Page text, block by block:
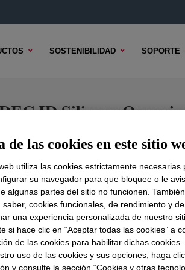
SOSTENIBILIDAD SOPORTE
ID Silicone Organic
TÉCNICO OPCIONES DE MUESTRA
de las cookies en este sitio
utiliza las cookies estrictamente necesarias
su navegador para que bloquee o le
algunas partes del sitio no funcionen.
saber, cookies funcionales, de rendimiento y
una experiencia personalizada de nuestro
si hace clic en “Aceptar todas las cookies” a
de las cookies para habilitar dichas
uso de las cookies y sus opciones, haga
y consulte la sección “Cookies y otras